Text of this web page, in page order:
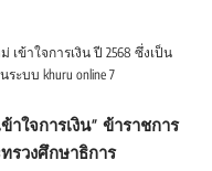
ข้าใจการเงิน ปี 2568 ซึ่งเป็น
ะบบ khuru online 7
ใจการเงิน” ข้าราชการ
รวงศึกษาธิการ